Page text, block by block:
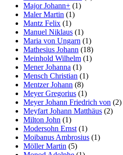
Major Johann+ (1)
Maler Martin (1)
Mantz Felix (1)
Manuel Niklaus (1)
Maria von Ungarn (1)
Mathesius Johann (18)
Meinhold Wilhelm (1)
Mener Johanna (1)
Mensch Christian (1)
Mentzer Johann (8)
Meyer Gregorius (1)
Meyer Johann Friedrich von (2)
Meyfart Johann Matthäus (2)
Milton John (1)
Modersohn Ernst (1)
Moibanus Ambrosius (1)
Möller Martin (5)